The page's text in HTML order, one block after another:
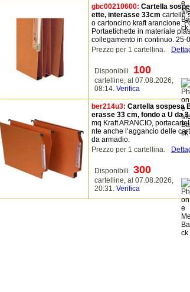
gbc00210600: Cartella
ette, interasse 33cm cartelle
o cartoncino kraft arancione.
Portaetichette in materiale
collegamento in continuo. 25-
Prezzo per 1 cartellina.
Disponibili 100
cartelline, al 07.08.2026,
08:14. Verifica
ber214u3: Cartella sospesa
erasse 33 cm, fondo a U da
mq Kraft ARANCIO,
nte anche l‘aggancio delle
da armadio.
Prezzo per 1 cartellina.
Disponibili 300
cartelline, al 07.08.2026,
20:31. Verifica